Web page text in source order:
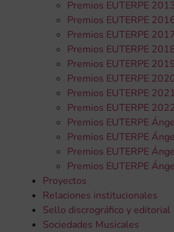
Premios EUTERPE
Premios EUTERPE
Premios EUTERPE
Premios EUTERPE
Premios EUTERPE
Premios EUTERPE
Premios EUTERPE 2021
Premios EUTERPE
Premios EUTERPE
Premios EUTERPE
Premios EUTERPE
Premios EUTERPE
Proyectos
Relaciones institucionales
Sello discrográfico y editorial
Sociedades Musicales